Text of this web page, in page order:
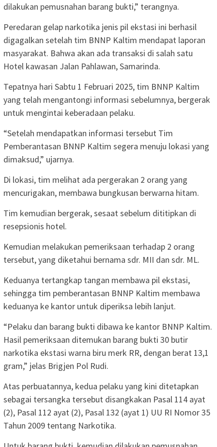
dilakukan pemusnahan barang bukti,” terangnya.
Peredaran gelap narkotika jenis pil ekstasi ini berhasil
digagalkan setelah tim BNNP Kaltim mendapat laporan
masyarakat. Bahwa akan ada transaksi di salah satu
Hotel kawasan Jalan Pahlawan, Samarinda.
Tepatnya hari Sabtu 1 Februari 2025, tim BNNP Kaltim
yang telah mengantongi informasi sebelumnya, bergerak
untuk mengintai keberadaan pelaku.
“Setelah mendapatkan informasi tersebut Tim
Pemberantasan BNNP Kaltim segera menuju lokasi yang
dimaksud,” ujarnya.
Di lokasi, tim melihat ada pergerakan 2 orang yang
mencurigakan, membawa bungkusan berwarna hitam.
Tim kemudian bergerak, sesaat sebelum dititipkan di
resepsionis hotel.
Kemudian melakukan pemeriksaan terhadap 2 orang
tersebut, yang diketahui bernama sdr. MII dan sdr. ML.
Keduanya tertangkap tangan membawa pil ekstasi,
sehingga tim pemberantasan BNNP Kaltim membawa
keduanya ke kantor untuk diperiksa lebih lanjut.
“Pelaku dan barang bukti dibawa ke kantor BNNP Kaltim.
Hasil pemeriksaan ditemukan barang bukti 30 butir
narkotika ekstasi warna biru merk RR, dengan berat 13,1
gram,” jelas Brigjen Pol Rudi.
Atas perbuatannya, kedua pelaku yang kini ditetapkan
sebagai tersangka tersebut disangkakan Pasal 114 ayat
(2), Pasal 112 ayat (2), Pasal 132 (ayat 1) UU RI Nomor 35
Tahun 2009 tentang Narkotika.